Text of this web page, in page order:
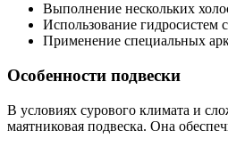
Выполнение нескольких
Использование
Применение специальных
Особенности подвески
В условиях сурового климата и
маятниковая подвеска. Она